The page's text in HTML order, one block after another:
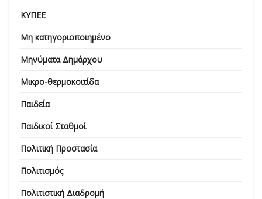
ΚΥΠΕΕ
Μη κατηγοριοποιημένο
Μηνύματα Δημάρχου
Μικρο-θερμοκοιτίδα
Παιδεία
Παιδικοί Σταθμοί
Πολιτική Προστασία
Πολιτισμός
Πολιτιστική Διαδρομή